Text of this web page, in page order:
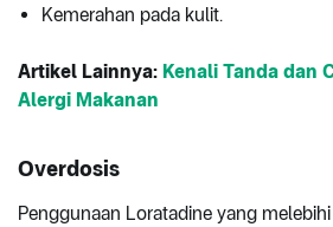
Kemerahan pada kulit.
Artikel Lainnya: Kenali Tanda dan
Alergi Makanan
Overdosis
Penggunaan Loratadine yang